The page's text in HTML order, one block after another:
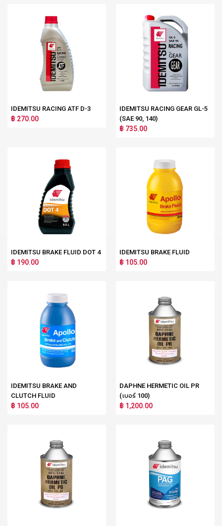
IDEMITSU RACING ATF D-3
฿ 270.00
IDEMITSU RACING GEAR GL-5
(SAE 90, 140)
฿ 735.00
IDEMITSU BRAKE FLUID DOT 4
฿ 190.00
IDEMITSU BRAKE FLUID
฿ 105.00
IDEMITSU BRAKE AND
CLUTCH FLUID
฿ 105.00
DAPHNE HERMETIC OIL PR
(เบอร์ 100)
฿ 1,200.00